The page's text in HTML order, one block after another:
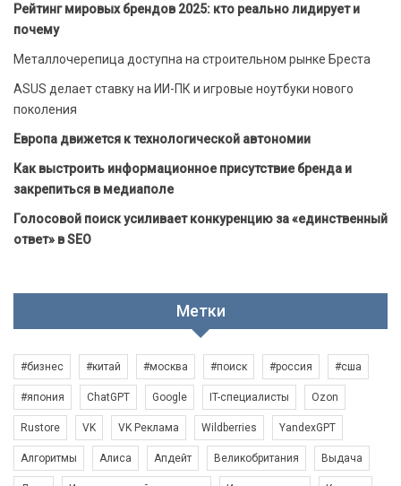
Рейтинг мировых брендов 2025: кто реально лидирует и
почему
Металлочерепица доступна на строительном рынке Бреста
ASUS делает ставку на ИИ-ПК и игровые ноутбуки нового
поколения
Европа движется к технологической автономии
Как выстроить информационное присутствие бренда и
закрепиться в медиаполе
Голосовой поиск усиливает конкуренцию за «единственный
ответ» в SEO
Метки
#бизнес #китай #москва #поиск #россия #сша
#япония ChatGPT Google IT-специалисты Ozon
Rustore VK VK Реклама Wildberries YandexGPT
Алгоритмы Алиса Апдейт Великобритания Выдача